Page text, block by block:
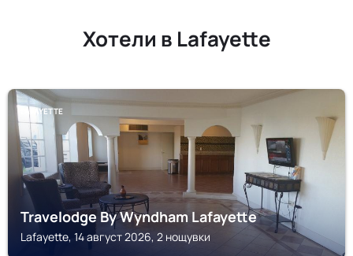
Хотели в Lafayette
LAFAYETTE
Travelodge By Wyndham Lafayette
Lafayette, 14 август 2026, 2 нощувки